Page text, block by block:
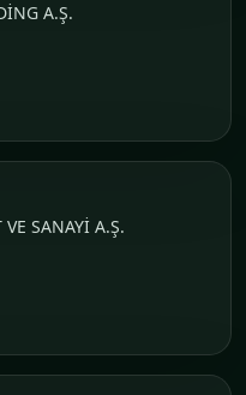
A.Ş.
SANAYİ A.Ş.